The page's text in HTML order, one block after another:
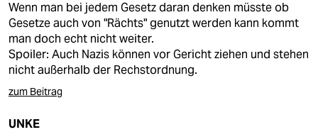
Wenn man bei jedem Gesetz daran denken müsste ob
Gesetze auch von "Rächts" genutzt werden kann kommt
man doch echt nicht weiter.
Spoiler: Auch Nazis können vor Gericht ziehen und stehen
nicht außerhalb der Rechstordnung.
zum Beitrag
UNKE